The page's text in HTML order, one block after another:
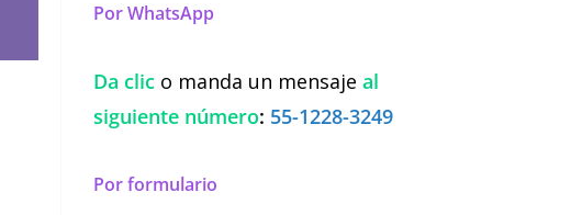
Por WhatsApp
Da clic o manda un mensaje al
siguiente número: 55-1228-3249
Por formulario